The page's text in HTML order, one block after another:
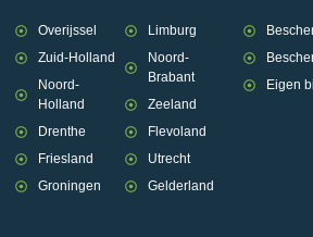
Overijssel
Zuid-Holland
Noord-
Holland
Drenthe
Friesland
Groningen
Limburg
Noord-
Brabant
Zeeland
Flevoland
Utrecht
Gelderland
Eigen